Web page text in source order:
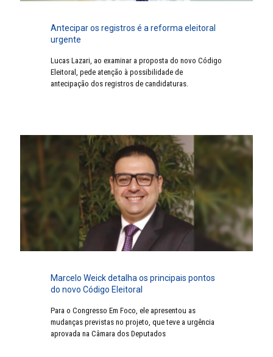
Antecipar os registros é a reforma eleitoral
urgente
Lucas Lazari, ao examinar a proposta do novo Código
Eleitoral, pede atenção à possibilidade de
antecipação dos registros de candidaturas.
Marcelo Weick detalha os principais pontos
do novo Código Eleitoral
Para o Congresso Em Foco, ele apresentou as
mudanças previstas no projeto, que teve a urgência
aprovada na Câmara dos Deputados